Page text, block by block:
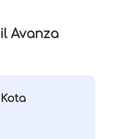
Avanza